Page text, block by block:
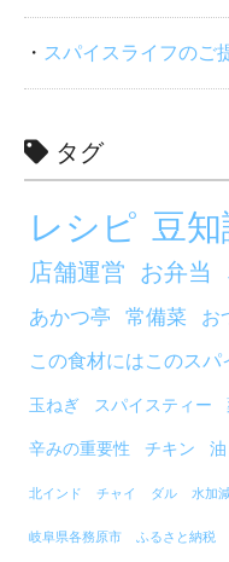
スパイスライフのご
タグ
レシピ 豆
店舗運営 お弁当
あかつ亭
常備菜 お
この食材にはこのスパ
玉ねぎ スパイスティー
辛みの重要性 チキン 油
北インド チャイ ダル 水加
岐阜県各務原市 ふるさと納税